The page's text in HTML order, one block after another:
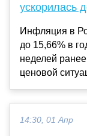
ускорилась
Инфляция в
до 15,66% в
неделей
ценовой
14:30, 01 Апр